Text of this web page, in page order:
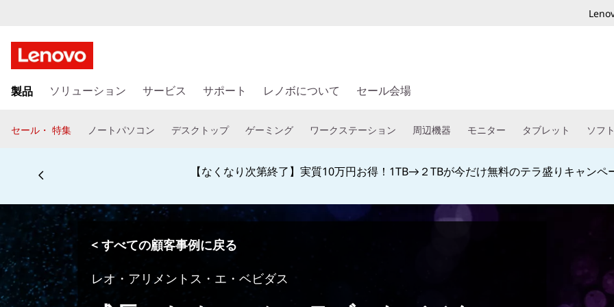
イ
コ
ン
に
キ
ッ
プ
す
る
製品 ソリューション サービス サポート レノボについて セール会場
セール・ 特集 ノートパソコン デスクトップ ゲーミング ワークステーション 周辺機器 モニター タブレット ソフ
学生、保護者、教職員、予備校生なら特別割引でご購入頂けます！学生向け学
< すべての顧客事例に戻る
レオ・アリメントス・エ・ベビダス